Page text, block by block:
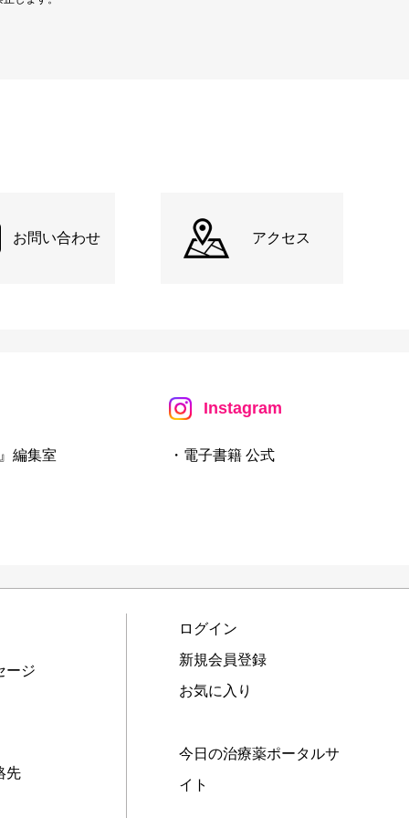
お問い合わせ アクセス
編集室
Instagram
・電子書籍 公式
ージ
先
ログイン
新規会員登録
お気に入り
今日の治療薬ポータルサ
イト